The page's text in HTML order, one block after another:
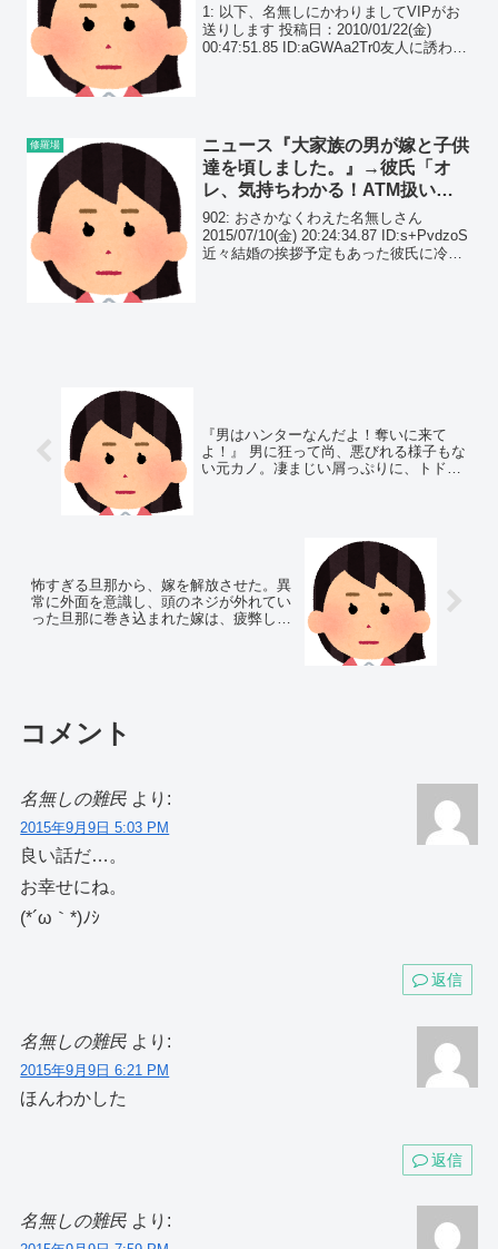
年収を知り、態度を急変させるモ
ンスター達は…
1: 以下、名無しにかわりましてVIPがお
送りします 投稿日：2010/01/22(金)
00:47:51.85 ID:aGWAa2Tr0友人に誘われ
修羅場
ニュース『大家族の男が嫁と子供
達を頃しました。』→彼氏「オ
レ、気持ちわかる！ATM扱いは
耐えられないわぁ～」私ドン引
き…
902: おさかなくわえた名無しさん
2015/07/10(金) 20:24:34.87 ID:s+PvdzoS
近々結婚の挨拶予定もあった彼氏に冷め
『男はハンターなんだよ！奪いに来て
よ！』 男に狂って尚、悪びれる様子もな
い元カノ。凄まじい屑っぷりに、トドメ
怖すぎる旦那から、嫁を解放させた。異
常に外面を意識し、頭のネジが外れてい
った旦那に巻き込まれた嫁は、疲弊し…
コメント
名無しの難民 より:
2015年9月9日 5:03 PM
良い話だ…。
お幸せにね。
(*´ω｀*)ﾉｼ
返信
名無しの難民 より:
2015年9月9日 6:21 PM
ほんわかした
返信
名無しの難民 より: